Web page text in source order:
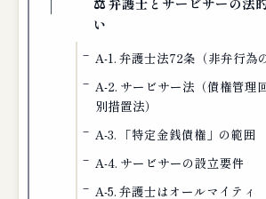
い
A-1. 弁護士法72条（非弁行為
A-2. サービサー法（債権管理
別措置法）
A-3. 「特定金銭債権」の範囲
A-4. サービサーの設立要件
A-5. 弁護士はオールマイティ